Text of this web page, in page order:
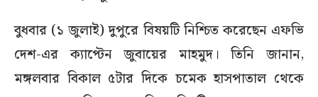
বুধবার (১ জুলাই) দুপুরে বিষয়টি নিশ্চিত করেছেন এফভি
দেশ-এর ক্যাপ্টেন জুবায়ের মাহমুদ। তিনি জানান,
মঙ্গলবার বিকাল ৫টার দিকে চমেক হাসপাতাল থেকে